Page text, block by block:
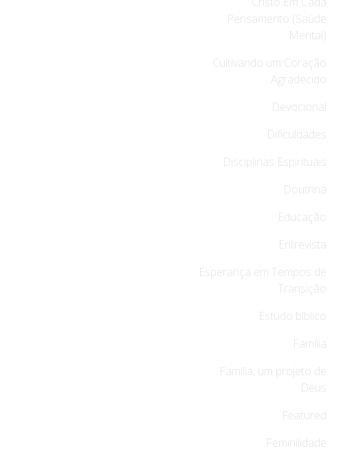
Pensamento (Saúde
Mental)
Cultivando um Coração
Agradecido
Devocional
Dificuldades
Disciplinas Espirituais
Doutrina
Educação
Entrevista
Esperança em Tempos de
Transição
Estudo bíblico
Família
Família, um projeto de
Deus
Featured
Feminilidade